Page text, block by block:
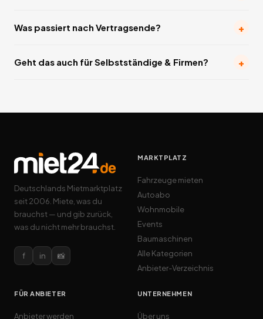
Was passiert nach Vertragsende? +
Geht das auch für Selbstständige & Firmen? +
Deutschlands Mietmarktplatz
seit 2006. Miete, was du
brauchst — und gib zurück,
was du nicht mehr brauchst.
f in 📸
MARKTPLATZ
Fahrzeuge mieten
Autoabo
Wohnmobile
Events
Baumaschinen
Alle Kategorien
Anbieter-Verzeichnis
FÜR ANBIETER
Anbieter werden
UNTERNEHMEN
Über uns